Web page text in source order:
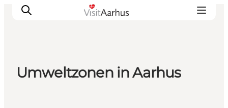
Umweltzonen in Aarhus